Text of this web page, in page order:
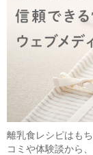
離乳食レシピはも
コミや体験談から